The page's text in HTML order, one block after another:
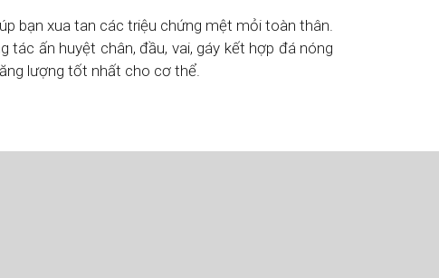
bạn xua tan các triệu chứng mệt mỏi toàn thân.
ấn huyệt chân, đầu, vai, gáy kết hợp đá nóng
lượng tốt nhất cho cơ thể.